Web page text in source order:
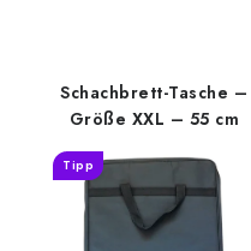
Schachbrett-Tasche –
Größe XXL – 55 cm
Tipp